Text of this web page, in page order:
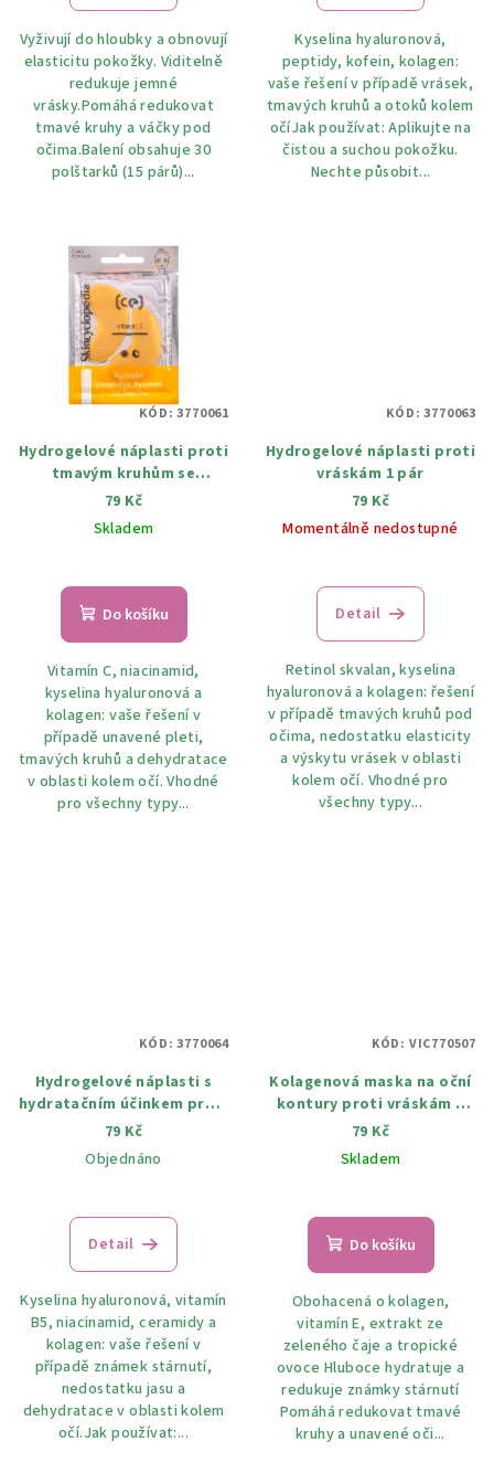
Vyživují do hloubky a obnovují
elasticitu pokožky. Viditelně
redukuje jemné
vrásky.Pomáhá redukovat
tmavé kruhy a váčky pod
očima.Balení obsahuje 30
polštarků (15 párů)...
Kyselina hyaluronová,
peptidy, kofein, kolagen:
vaše řešení v případě vrásek,
tmavých kruhů a otoků kolem
očíJak používat: Aplikujte na
čistou a suchou pokožku.
Nechte působit...
Hydrogelové náplasti proti
tmavým kruhům se
rozjasňujícím efektem 1
pár
79 Kč
Skladem
Do košíku
Vitamín C, niacinamid,
kyselina hyaluronová a
kolagen: vaše řešení v
případě unavené pleti,
tmavých kruhů a dehydratace
v oblasti kolem očí. Vhodné
pro všechny typy...
KÓD:3770061
Hydrogelové náplasti proti
vráskám 1 pár
79 Kč
Momentálně nedostupné
Detail
Retinol skvalan, kyselina
hyaluronová a kolagen: řešení
v případě tmavých kruhů pod
očima, nedostatku elasticity
a výskytu vrásek v oblasti
kolem očí. Vhodné pro
všechny typy...
KÓD:3770063
Hydrogelové náplasti s
hydratačním účinkem proti
tmavým kruhům 1 pár
79 Kč
Objednáno
Detail
Kyselina hyaluronová, vitamín
B5, niacinamid, ceramidy a
kolagen: vaše řešení v
případě známek stárnutí,
nedostatku jasu a
dehydratace v oblasti kolem
očí.Jak používat:...
KÓD:3770064
Kolagenová maska ​​na oční
kontury proti vráskám a
tmavým kruhům 15 parů
79 Kč
Skladem
Do košíku
Obohacená o kolagen,
vitamín E, extrakt ze
zeleného čaje a tropické
ovoce Hluboce hydratuje a
redukuje známky stárnutí
Pomáhá redukovat tmavé
kruhy a unavené oči...
KÓD: VIC770507